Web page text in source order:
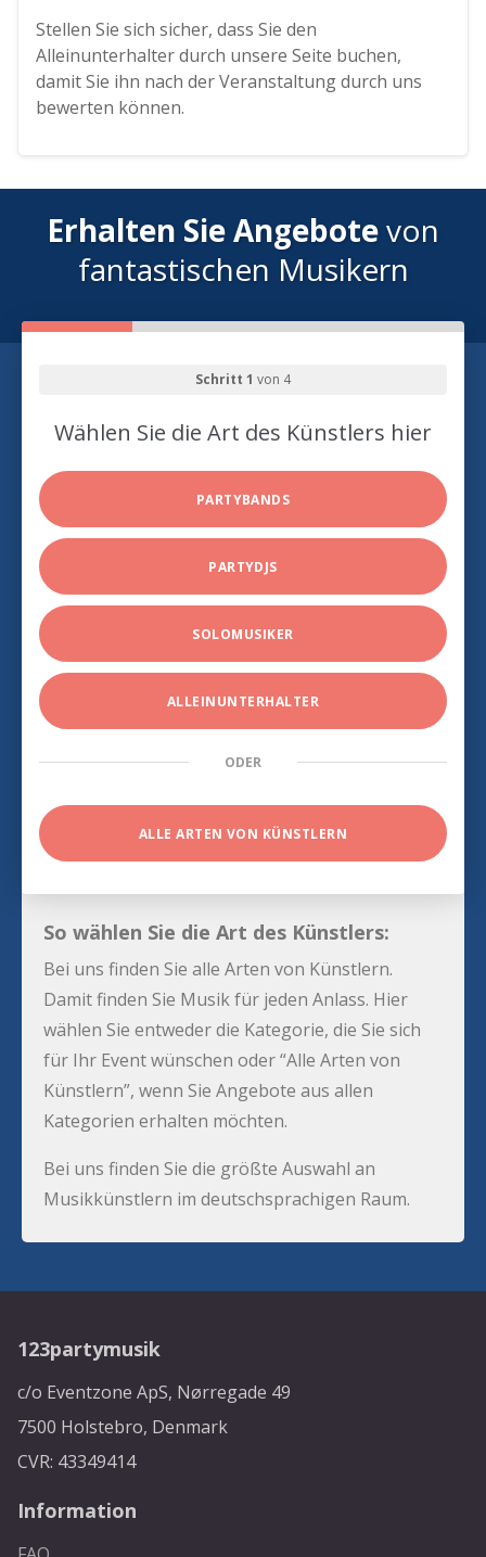
Stellen Sie sich sicher, dass Sie den
Alleinunterhalter durch unsere Seite buchen,
damit Sie ihn nach der Veranstaltung durch uns
bewerten können.
Erhalten Sie Angebotevon
fantastischen Musikern
Schritt 1 von 4
Wählen Sie die Art des Künstlers hier
PARTYBANDS
PARTYDJS
SOLOMUSIKER
ALLEINUNTERHALTER
ODER
ALLE ARTEN VON KÜNSTLERN
So wählen Sie die Art des Künstlers:
Bei uns finden Sie alle Arten von Künstlern.
Damit finden Sie Musik für jeden Anlass. Hier
wählen Sie entweder die Kategorie, die Sie sich
für Ihr Event wünschen oder “Alle Arten von
Künstlern”, wenn Sie Angebote aus allen
Kategorien erhalten möchten.
Bei uns finden Sie die größte Auswahl an
Musikkünstlern im deutschsprachigen Raum.
123partymusik
c/o Eventzone ApS, Nørregade 49
7500 Holstebro, Denmark
CVR: 43349414
Information